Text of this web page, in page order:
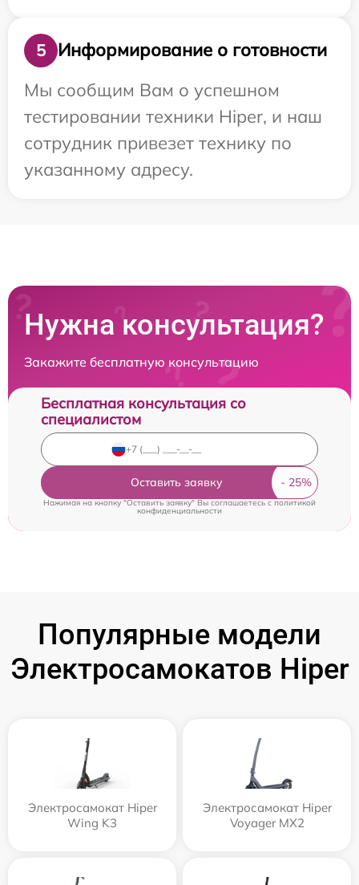
5
Информирование о готовности
Мы сообщим Вам о успешном
тестировании техники Hiper, и наш
сотрудник привезет технику по
указанному адресу.
Нужна консультация?
Закажите бесплатную консультацию
Бесплатная консультация со
специалистом
Оставить заявку
Нажимая на кнопку "Оставить заявку" Вы соглашаетесь cполитикой
конфиденциальности
Популярные модели
Электросамокатов Hiper
Электросамокат Hiper
Wing K3
Электросамокат Hiper
Voyager MX2